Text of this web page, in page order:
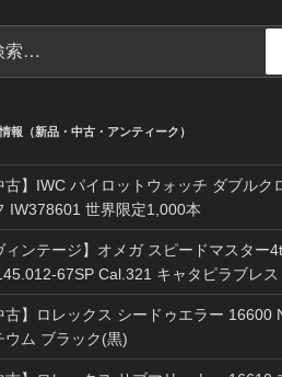
報（新品・中古・アンティーク）
古】IWC パイロットウォッチ ダブルク
IW378601 世界限定1,000本
ィンテージ】オメガ スピードマスター
67SP Cal.321 キャタピラブレス
古】ロレックス シードゥエラー 16600
ウム ブラック(黒)